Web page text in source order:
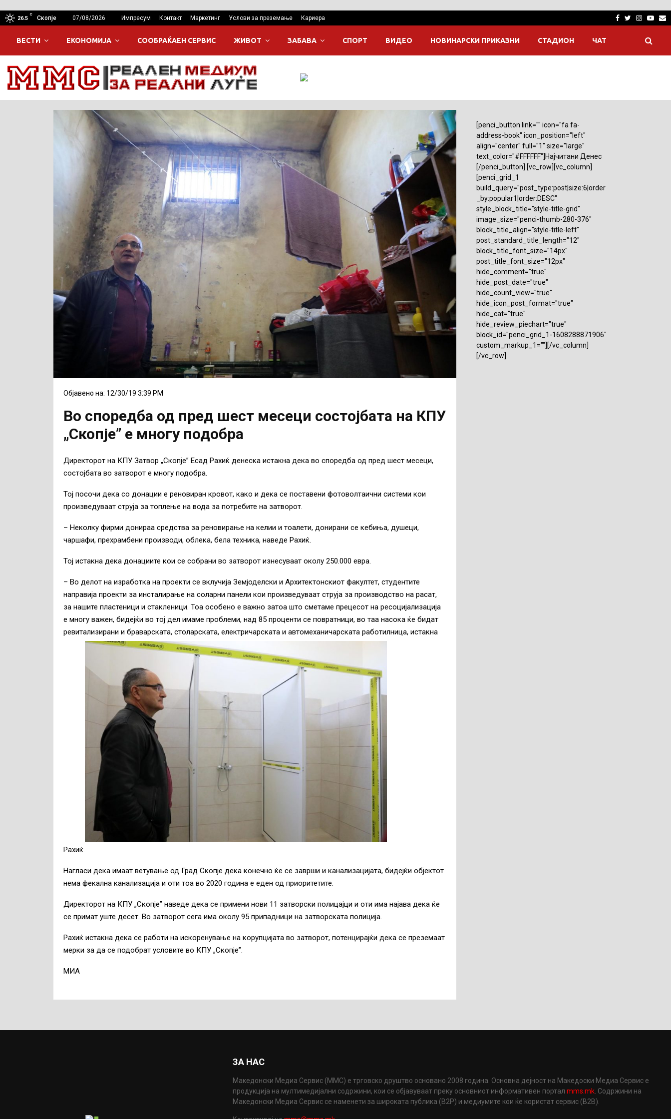
26.5
C
Скопје 07/08/2026 Импресум Контакт Маркетинг Услови за преземање Кариера Facebook
Twitter
ВЕСТИ ЕКОНОМИЈА СООБРАЌАЕН СЕРВИС ЖИВОТ ЗАБАВА СПОРТ ВИДЕО НОВИНАРСКИ ПРИКАЗНИ СТАДИОН ЧАТ
Објавено на: 12/30/19 3:39 PM
Во споредба од пред шест месеци состојбата на КПУ
„Скопје” е многу подобра
Директорот на КПУ Затвор „Скопје” Есад Рахиќ денеска истакна дека во споредба од пред шест месеци,
состојбата во затворот е многу подобра.
Тој посочи дека со донации е реновиран кровот, како и дека се поставени фотоволтаични системи кои
произведуваат струја за топлење на вода за потребите на затворот.
– Неколку фирми донираа средства за реновирање на келии и тоалети, донирани се кебиња, душеци,
чаршафи, прехрамбени производи, облека, бела техника, наведе Рахиќ.
Тој истакна дека донациите кои се собрани во затворот изнесуваат околу 250.000 евра.
– Во делот на изработка на проекти се вклучија Земјоделски и Архитектонскиот факултет, студентите
направија проекти за инсталирање на соларни панели кои произведуваат струја за производство на расат,
за нашите пластеници и стакленици. Тоа особено е важно затоа што сметаме прецесот на ресоцијализација
е многу важен, бидејќи во тој дел имаме проблеми, над 85 проценти се повратници, во таа насока ќе бидат
ревитализирани и браварската, столарската, електричарската и автомеханичарската работилница, истакна
Рахиќ.
Нагласи дека имаат ветување од Град Скопје дека конечно ќе се заврши и канализацијата, бидејќи објектот
нема фекална канализација и оти тоа во 2020 година е еден од приоритетите.
Директорот на КПУ „Скопје” наведе дека се примени нови 11 затворски полицајци и оти има најава дека ќе
се примат уште десет. Во затворот сега има околу 95 припадници на затворската полиција.
Рахиќ истакна дека се работи на искоренување на корупцијата во затворот, потенцирајќи дека се преземаат
мерки за да се подобрат условите во КПУ „Скопје”.
МИА
[penci_button link="" icon="fa fa-
address-book" icon_position="left"
align="center" full="1" size="large"
text_color="#FFFFFF"]Најчитани Денес
[/penci_button] [vc_row][vc_column]
[penci_grid_1
build_query="post_type:post|size:6|order
_by:popular1|order:DESC"
style_block_title="style-title-grid"
image_size="penci-thumb-280-376"
block_title_align="style-title-left"
post_standard_title_length="12"
block_title_font_size="14px"
post_title_font_size="12px"
hide_comment="true"
hide_post_date="true"
hide_count_view="true"
hide_icon_post_format="true"
hide_cat="true"
hide_review_piechart="true"
block_id="penci_grid_1-1608288871906"
custom_markup_1=""][/vc_column]
[/vc_row]
ЗА НАС
Македонски Медиа Сервис (ММС) е трговско друштво основано 2008 година. Основна дејност на Македоски Медиа Сервис е
продукција на мултимедијални содржини, кои се објавуваат преку основниот информативен порталmms.mk. Содржини на
Македонски Медиа Сервис се наменети за широката публика (B2P) и медиумите кои ќе користат сервис (B2B).